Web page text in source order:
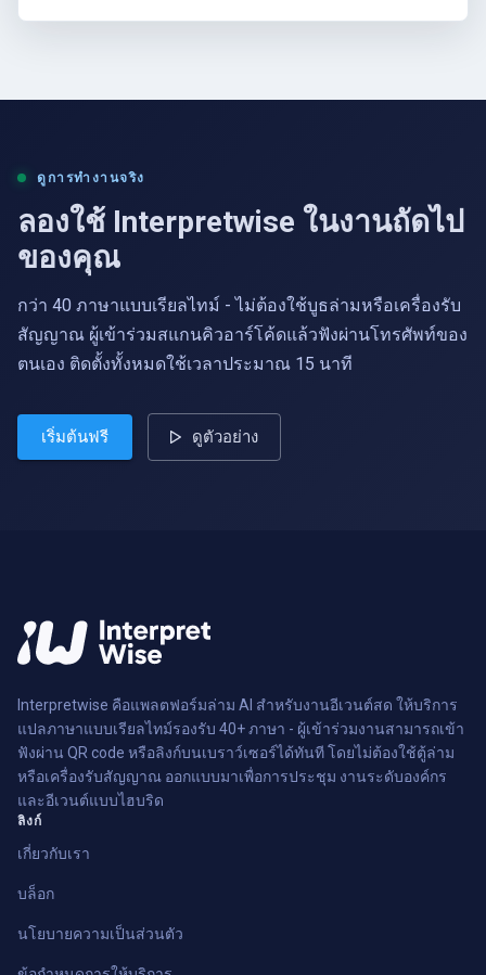
ดูการทำงานจริง
ลองใช้ Interpretwise ในงานถัดไป
ของคุณ
กว่า 40 ภาษาแบบเรียลไทม์ - ไม่ต้องใช้บูธล่ามหรือเครื่องรับ
สัญญาณ ผู้เข้าร่วมสแกนคิวอาร์โค้ดแล้วฟังผ่านโทรศัพท์ของ
ตนเอง ติดตั้งทั้งหมดใช้เวลาประมาณ 15 นาที
เริ่มต้นฟรี ดูตัวอย่าง
Interpretwise คือแพลตฟอร์มล่าม AI สำหรับงานอีเวนต์สด ให้บริการ
แปลภาษาแบบเรียลไทม์รองรับ 40+ ภาษา - ผู้เข้าร่วมงานสามารถเข้า
ฟังผ่าน QR code หรือลิงก์บนเบราว์เซอร์ได้ทันที โดยไม่ต้องใช้ตู้ล่าม
หรือเครื่องรับสัญญาณ ออกแบบมาเพื่อการประชุม งานระดับองค์กร
และอีเวนต์แบบไฮบริด
ลิงก์
เกี่ยวกับเรา
บล็อก
นโยบายความเป็นส่วนตัว